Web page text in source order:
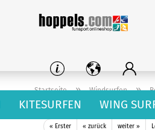
KITESURFEN WING
Startseite » Windsurfen »
JP Super Ride Pro Wood Windsurf
« Erster « zurück weiter »